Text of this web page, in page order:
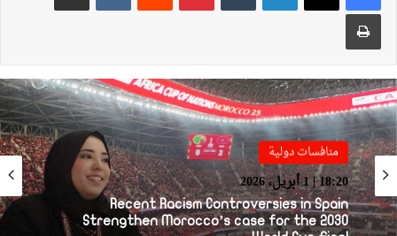
طباعة
منافسات دولية
18:20 | 1 أبريل، 2026
منافسات دولية
14:38 | 1 أبريل، 2026
يامال: أنا مسلم وأرفض تحويل ديني إلى أداة